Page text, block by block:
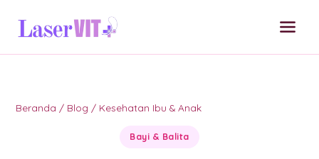
Beranda / Blog / Kesehatan Ibu & Anak
Bayi & Balita